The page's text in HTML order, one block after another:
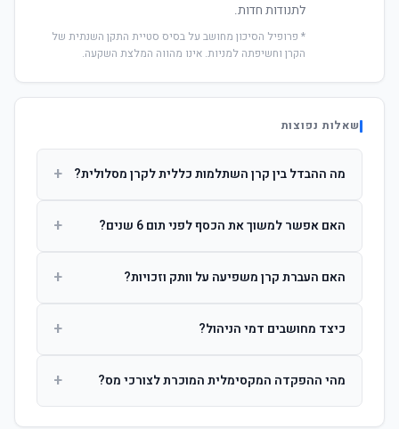
לתנודות חדות.
* פרופיל הסיכון מחושב על בסיס סטיית התקן השנתית של
הקרן וחשיפתה למניות. אינו מהווה המלצת השקעה.
שאלות נפוצות
מה ההבדל בין קרן השתלמות כללית לקרן מסלולית? +
ההשקעות. קרן מסלולית עוקבת אחרי מדד ספציפי ומאפשרת
האם אפשר למשוך את הכסף לפני תום 6 שנים? +
הרווחים. לאחר 6 שנים ניתן למשוך פטור ממס עד לתקרה
האם העברת קרן משפיעה על וותק וזכויות? +
החברות. הוותק ממשיך להיספר מיום ההפקדה הראשונה.
כיצד מחושבים דמי הניהול? +
ומתן על שיעורם בעת הצטרפות.
מהי ההפקדה המקסימלית המוכרת לצורכי מס? +